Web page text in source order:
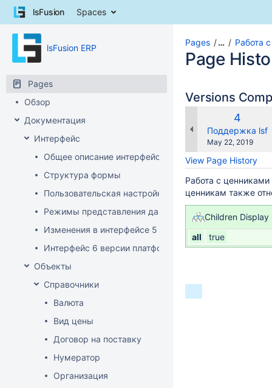
Skip
breadcrumbs
Skip
header
lsFusion Spaces
lsFusion ERP
Pages
Обзор
Документация
Интерфейс
Общее описание интерфейса клиента
Структура формы
Пользовательская настройка интерфейса
Режимы представления данных
Изменения в интерфейсе 5 версии платформы
Интерфейс 6 версии платформы
Объекты
Справочники
Валюта
Вид цены
Договор на поставку
Нумератор
Организация
Pages … Работа
Page
Versions
Old
Version
4
Поддержка lsf
Saved
May 22, 2019
View Page History
Работа с
ценникам также
Children Display
all
true